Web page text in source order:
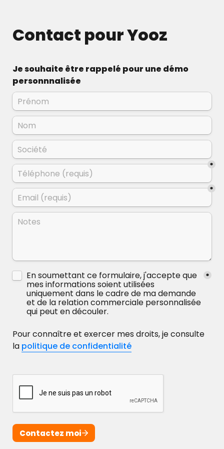
Contact pour Yooz
Je souhaite être rappelé pour une démo
personnnalisée
*
*
Untitled checkboxes field
En soumettant ce formulaire, j'accepte que
mes informations soient utilisées
uniquement dans le cadre de ma demande
et de la relation commerciale personnalisée
qui peut en découler.
*
Pour connaître et exercer mes droits, je consulte
la politique de confidentialité
Contactez moi